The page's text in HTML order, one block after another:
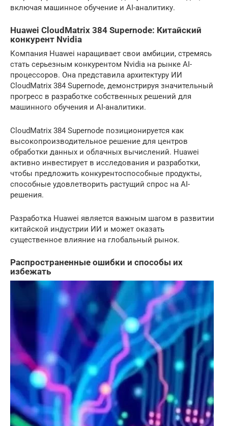
включая машинное обучение и AI-аналитику.
Huawei CloudMatrix 384 Supernode: Китайский
конкурент Nvidia
Компания Huawei наращивает свои амбиции, стремясь
стать серьезным конкурентом Nvidia на рынке AI-
процессоров. Она представила архитектуру ИИ
CloudMatrix 384 Supernode, демонстрируя значительный
прогресс в разработке собственных решений для
машинного обучения и AI-аналитики.
CloudMatrix 384 Supernode позиционируется как
высокопроизводительное решение для центров
обработки данных и облачных вычислений. Huawei
активно инвестирует в исследования и разработки,
чтобы предложить конкурентоспособные продукты,
способные удовлетворить растущий спрос на AI-
решения.
Разработка Huawei является важным шагом в развитии
китайской индустрии ИИ и может оказать
существенное влияние на глобальный рынок.
Распространенные ошибки и способы их
избежать